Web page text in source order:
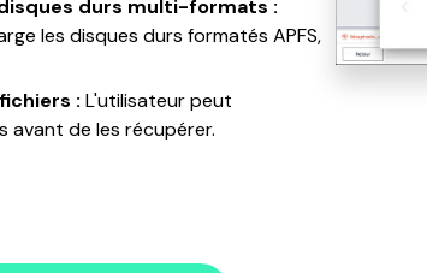
durs multi-formats :
les disques durs formatés APFS,
: L'utilisateur peut
avant de les récupérer.